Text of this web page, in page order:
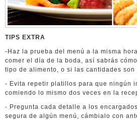
TIPS EXTRA
-Haz la prueba del menú a la misma
comer el día de la boda, así sabrás
tipo de alimento, o si las cantidades son
- Evita repetir platillos para que ningún
comiendo lo mismo dos veces en la
- Pregunta cada detalle a los
segura de algún menú, cámbialo con